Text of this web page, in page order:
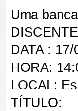
Uma
DATA : 17/
HORA:
LOCAL:
TÍTULO: